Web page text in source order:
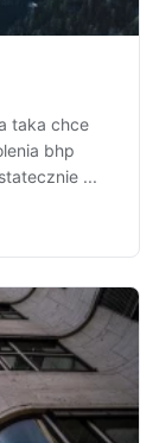
taka chce
bhp
...